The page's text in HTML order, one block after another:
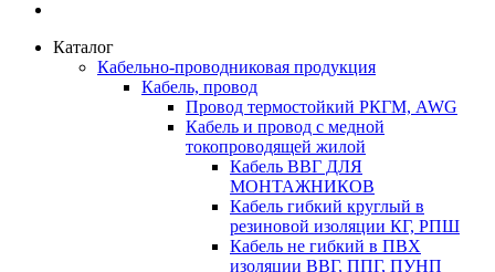
Каталог
Кабельно-проводниковая продукция
Кабель, провод
Провод термостойкий РКГМ, AWG
Кабель и провод с медной
токопроводящей жилой
Кабель ВВГ ДЛЯ
МОНТАЖНИКОВ
Кабель гибкий круглый в
резиновой изоляции КГ, РПШ
Кабель не гибкий в ПВХ
изоляции ВВГ, ППГ, ПУНП